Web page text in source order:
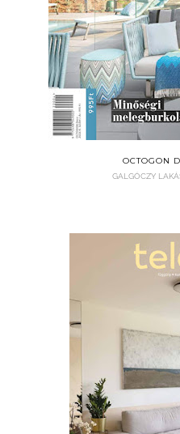
OCTOGON
GALGÓCZY